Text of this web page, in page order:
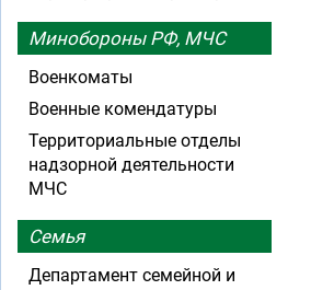
Минобороны РФ, МЧС
Военкоматы
Военные комендатуры
Территориальные отделы
надзорной деятельности
МЧС
Семья
Департамент семейной и